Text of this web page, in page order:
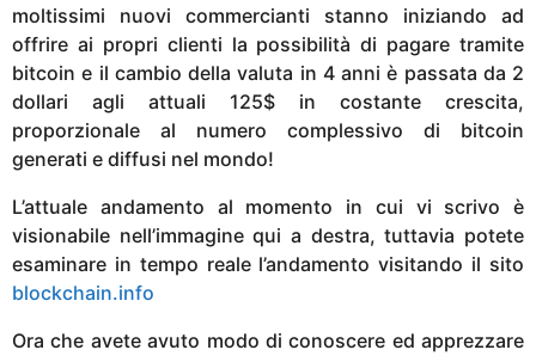
moltissimi nuovi commercianti stanno iniziando ad
offrire ai propri clienti la possibilità di pagare tramite
bitcoin e il cambio della valuta in 4 anni è passata da 2
dollari agli attuali 125$ in costante crescita,
proporzionale al numero complessivo di bitcoin
generati e diffusi nel mondo!
L’attuale andamento al momento in cui vi scrivo è
visionabile nell’immagine qui a destra, tuttavia potete
esaminare in tempo reale l’andamento visitando il sito
blockchain.info
Ora che avete avuto modo di conoscere ed apprezzare